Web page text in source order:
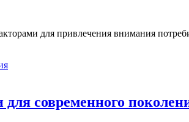
для привлечения внимания
современного